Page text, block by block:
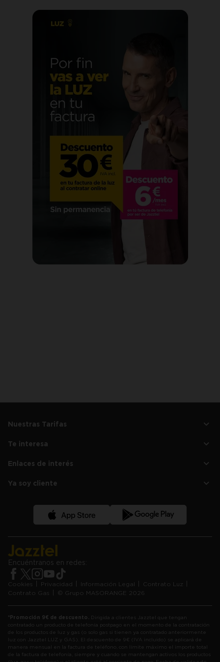
Nuestras Tarifas
Tarifa de GAS
Tarifa de LUZ segunda Vivienda
Te interesa
Compara tu factura de luz
Enlaces de interés
Contacta con Nosotros
Ya soy cliente
App de Jazztel LUZ y GAS
Encuéntranos en redes:
Cookies Privacidad Información Legal
Contrato Luz
Contrato Gas
© Grupo MASORANGE 2026
*Promoción 9€ de descuento.
Dirigida a clientes Jazztel que tengan
contratado un producto de telefonía postpago en el momento de la contratación
de los productos de luz y gas (o solo gas si tienen ya contratado anteriormente
luz con Jazztel LUZ y GAS). El descuento de 9€ (IVA incluido) se aplicará de
manera mensual en la factura de teléfono, con límite máximo el importe total
de la factura de telefonía, siempre y cuando se mantengan activos los productos